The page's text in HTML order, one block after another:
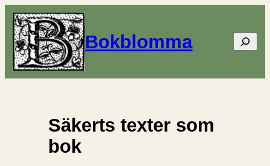
Bokblomma Sök
Säkerts texter som
bok